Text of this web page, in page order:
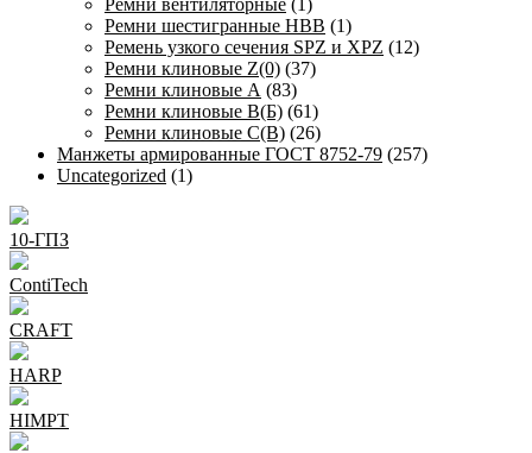
Ремни шестигранные HBB (1)
Ремень узкого сечения SPZ и XPZ (12)
Ремни клиновые Z(0) (37)
Ремни клиновые А (83)
Ремни клиновые В(Б) (61)
Ремни клиновые С(В) (26)
Манжеты армированные ГОСТ 8752-79 (257)
Uncategorized (1)
10-ГПЗ
ContiTech
CRAFT
HARP
HIMPT